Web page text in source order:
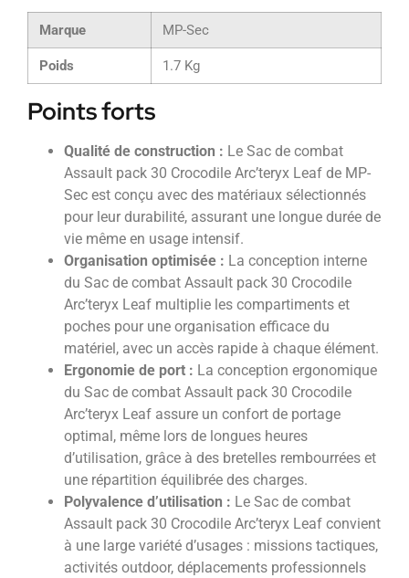
Marque MP-Sec
Poids 1.7 Kg
Points forts
Qualité de construction : Le Sac de combat
Assault pack 30 Crocodile Arc’teryx Leaf de MP-
Sec est conçu avec des matériaux sélectionnés
pour leur durabilité, assurant une longue durée de
vie même en usage intensif.
Organisation optimisée : La conception interne
du Sac de combat Assault pack 30 Crocodile
Arc’teryx Leaf multiplie les compartiments et
poches pour une organisation efficace du
matériel, avec un accès rapide à chaque élément.
Ergonomie de port : La conception ergonomique
du Sac de combat Assault pack 30 Crocodile
Arc’teryx Leaf assure un confort de portage
optimal, même lors de longues heures
d’utilisation, grâce à des bretelles rembourrées et
une répartition équilibrée des charges.
Polyvalence d’utilisation : Le Sac de combat
Assault pack 30 Crocodile Arc’teryx Leaf convient
à une large variété d’usages : missions tactiques,
activités outdoor, déplacements professionnels